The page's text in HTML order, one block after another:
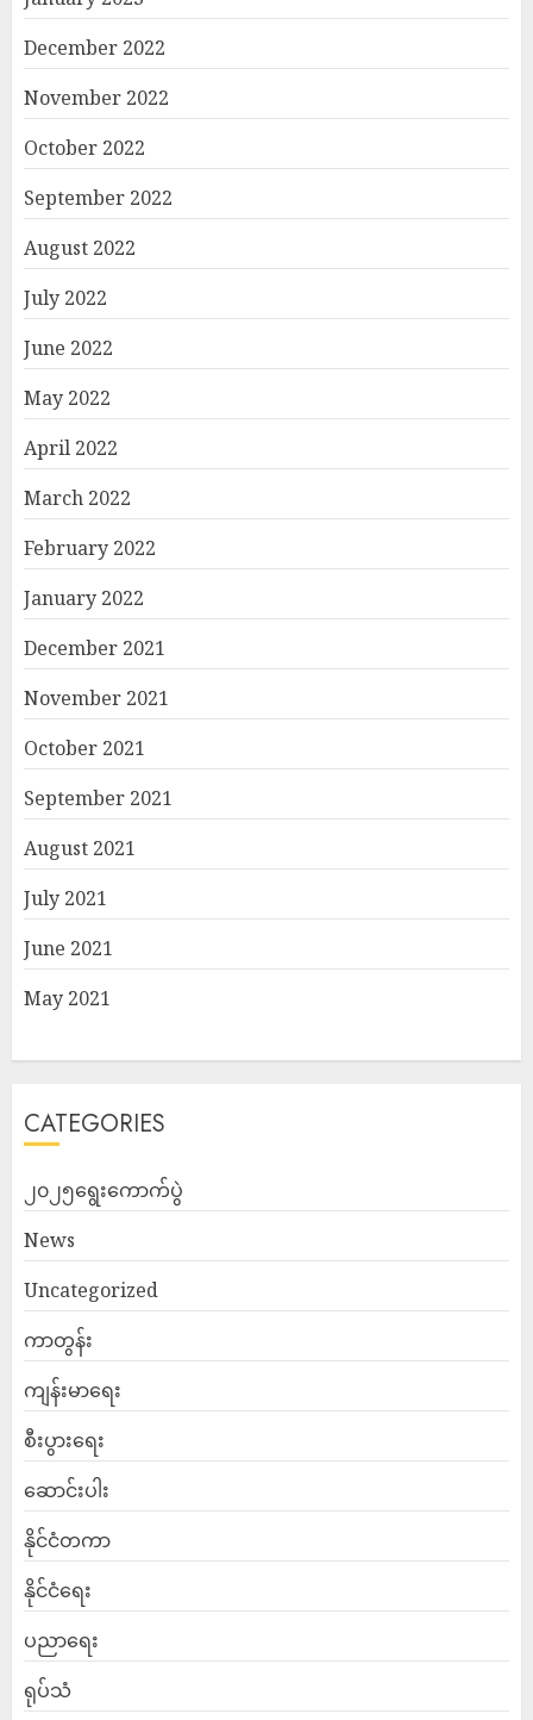
December 2022
November 2022
October 2022
September 2022
August 2022
July 2022
June 2022
May 2022
April 2022
March 2022
February 2022
January 2022
December 2021
November 2021
October 2021
September 2021
August 2021
July 2021
June 2021
May 2021
CATEGORIES
၂၀၂၅ရွေးကောက်ပွဲ
News
Uncategorized
ကာတွန်း
ကျန်းမာရေး
စီးပွားရေး
ဆောင်းပါး
နိုင်ငံတကာ
နိုင်ငံရေး
ပညာရေး
ရုပ်သံ